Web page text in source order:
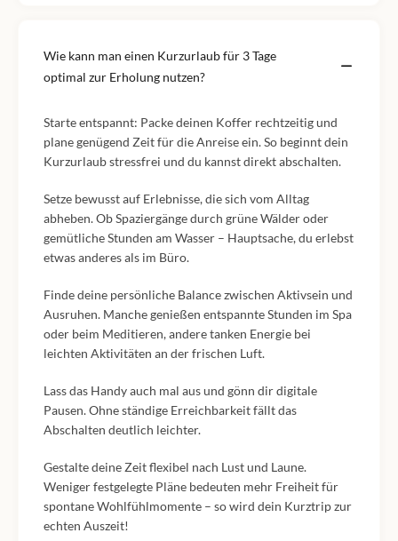
Wie kann man einen Kurzurlaub für 3 Tage
optimal zur Erholung nutzen?
Starte entspannt: Packe deinen Koffer rechtzeitig und
plane genügend Zeit für die Anreise ein. So beginnt dein
Kurzurlaub stressfrei und du kannst direkt abschalten.
Setze bewusst auf Erlebnisse, die sich vom Alltag
abheben. Ob Spaziergänge durch grüne Wälder oder
gemütliche Stunden am Wasser – Hauptsache, du erlebst
etwas anderes als im Büro.
Finde deine persönliche Balance zwischen Aktivsein und
Ausruhen. Manche genießen entspannte Stunden im Spa
oder beim Meditieren, andere tanken Energie bei
leichten Aktivitäten an der frischen Luft.
Lass das Handy auch mal aus und gönn dir digitale
Pausen. Ohne ständige Erreichbarkeit fällt das
Abschalten deutlich leichter.
Gestalte deine Zeit flexibel nach Lust und Laune.
Weniger festgelegte Pläne bedeuten mehr Freiheit für
spontane Wohlfühlmomente – so wird dein Kurztrip zur
echten Auszeit!